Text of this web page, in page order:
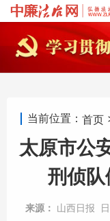
当前位置： 首页
太原市公
刑侦
来源： 山西日报